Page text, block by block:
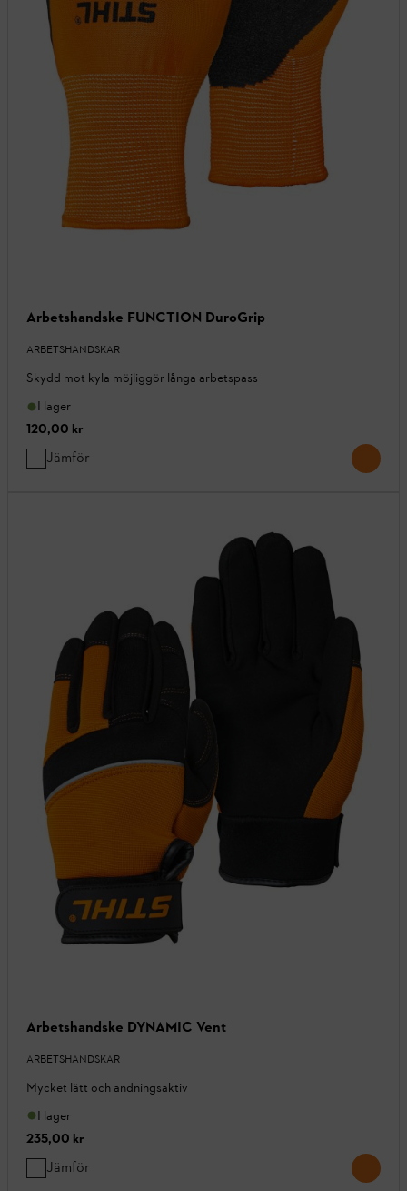
Arbetshandske FUNCTION DuroGrip
ARBETSHANDSKAR
Skydd mot kyla möjliggör långa arbetspass
I lager
120,00 kr
Jämför
Arbetshandske DYNAMIC Vent
ARBETSHANDSKAR
Mycket lätt och andningsaktiv
I lager
235,00 kr
Jämför